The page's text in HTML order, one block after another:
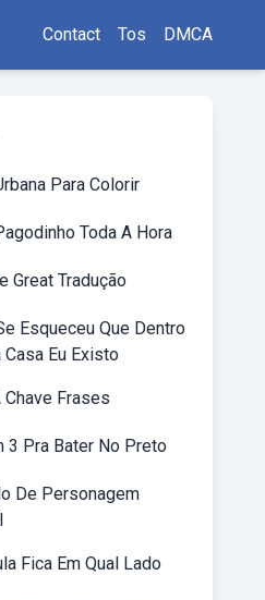
Contact Tos DMCA
Para Colorir
Toda A Hora
Great Tradução
Esqueceu Que Dentro
Eu Existo
Chave Frases
3 Pra Bater No Preto
De Personagem
Fica Em Qual Lado